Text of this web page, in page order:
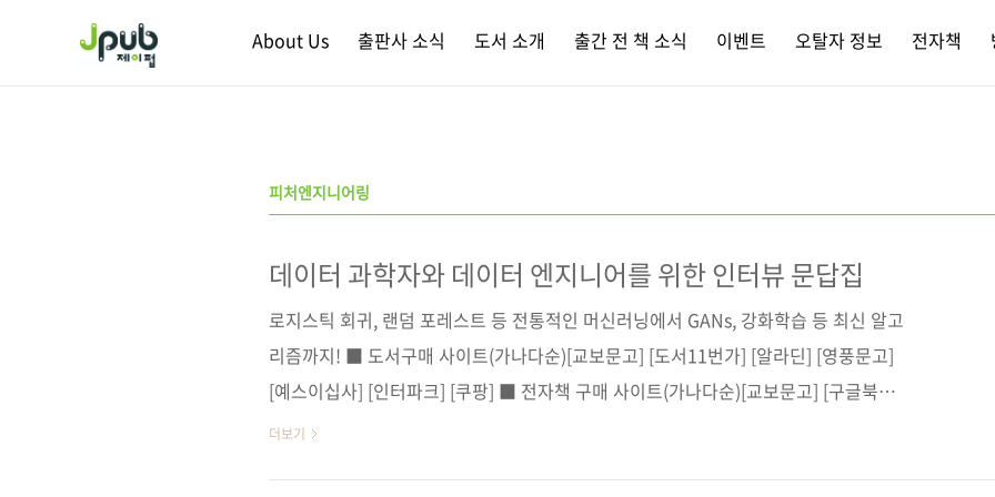
About Us 출판사 소식 도서 소개 출간 전 책 소식 이벤트 오탈자 정보 전자책
피처엔지니어링
데이터 과학자와 데이터 엔지니어를 위한 인터뷰 문답집
로지스틱 회귀, 랜덤 포레스트 등 전통적인 머신러닝에서 GANs, 강화학습 등 최신 알고
리즘까지! ■ 도서구매 사이트(가나다순)[교보문고] [도서11번가] [알라딘] [영풍문고]
[예스이십사] [인터파크] [쿠팡] ■ 전자책 구매 사이트(가나다순)[교보문고] [구글북스]
[리디북스] [알라딘] [예스이십사] [인터파크] 출판사 제이펍도서명 데이터 과학자와 데
더보기